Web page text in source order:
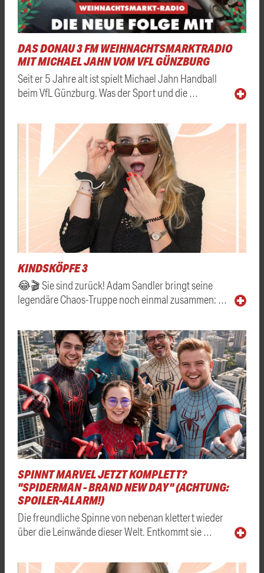
DAS DONAU 3 FM WEIHNACHTSMARKTRADIO
MIT MICHAEL JAHN VOM VFL GÜNZBURG
Seit er 5 Jahre alt ist spielt Michael Jahn Handball
beim VfL Günzburg. Was der Sport und die …
KINDSKÖPFE 3
😂🎬 Sie sind zurück! Adam Sandler bringt seine
legendäre Chaos-Truppe noch einmal zusammen: …
SPINNT MARVEL JETZT KOMPLETT?
"SPIDERMAN - BRAND NEW DAY" (ACHTUNG:
SPOILER-ALARM!)
Die freundliche Spinne von nebenan klettert wieder
über die Leinwände dieser Welt. Entkommt sie …